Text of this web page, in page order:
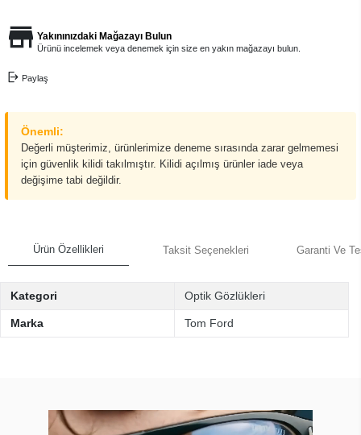
Yakınınızdaki Mağazayı Bulun
Ürünü incelemek veya denemek için size en yakın mağazayı bulun.
Paylaş
Önemli:
Değerli müşterimiz, ürünlerimize deneme sırasında zarar gelmemesi
için güvenlik kilidi takılmıştır. Kilidi açılmış ürünler iade veya
değişime tabi değildir.
Ürün Özellikleri Taksit Seçenekleri Garanti Ve
Kategori Optik Gözlükleri
Marka Tom Ford